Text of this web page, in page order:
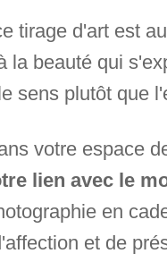
tirage d'art est
la beauté qui
sens plutôt que
votre espace
lien avec le
en
et de